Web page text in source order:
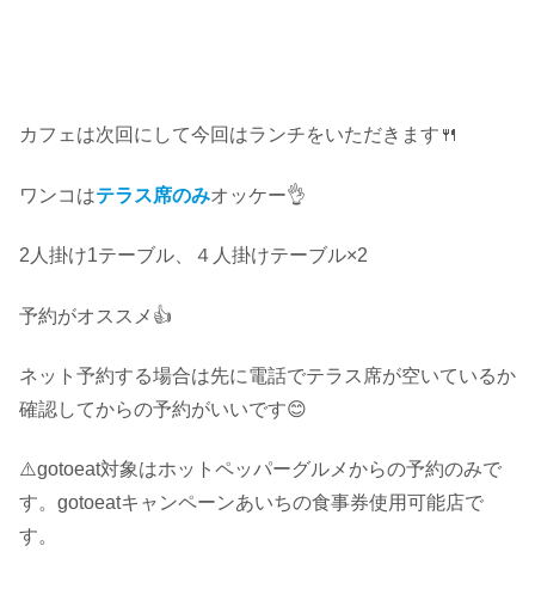
カフェは次回にして今回はランチをいただきます🍴
ワンコはテラス席のみオッケー👌
2人掛け1テーブル、４人掛けテーブル×2
予約がオススメ👍
ネット予約する場合は先に電話でテラス席が空いているか
確認してからの予約がいいです😊
⚠️gotoeat対象はホットペッパーグルメからの予約のみで
す。gotoeatキャンペーンあいちの食事券使用可能店で
す。